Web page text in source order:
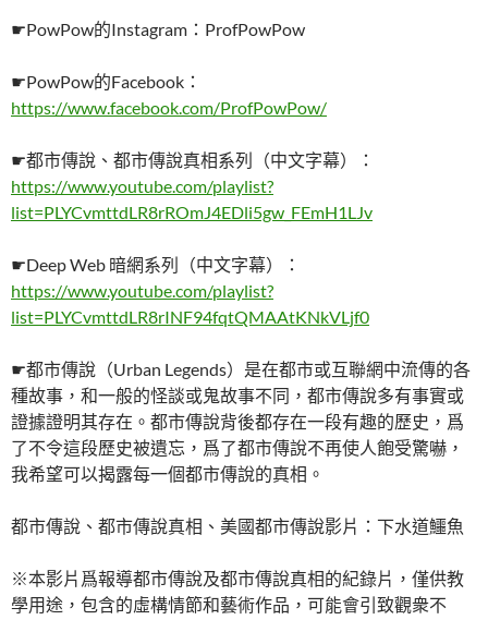
☛PowPow的Instagram：ProfPowPow
☛PowPow的Facebook：
https://www.facebook.com/ProfPowPow/
☛都市傳說、都市傳說真相系列（中文字幕）：
https://www.youtube.com/playlist?
list=PLYCvmttdLR8rROmJ4EDli5gw_FEmH1LJv
☛Deep Web 暗網系列（中文字幕）：
https://www.youtube.com/playlist?
list=PLYCvmttdLR8rINF94fqtQMAAtKNkVLjf0
☛都市傳說（Urban Legends）是在都市或互聯網中流傳的各
種故事，和一般的怪談或鬼故事不同，都市傳說多有事實或
證據證明其存在。都市傳說背後都存在一段有趣的歷史，爲
了不令這段歷史被遺忘，爲了都市傳說不再使人飽受驚嚇，
我希望可以揭露每一個都市傳說的真相。
都市傳說、都市傳說真相、美國都市傳說影片：下水道鱷魚
※本影片爲報導都市傳說及都市傳說真相的紀錄片，僅供教
學用途，包含的虛構情節和藝術作品，可能會引致觀衆不